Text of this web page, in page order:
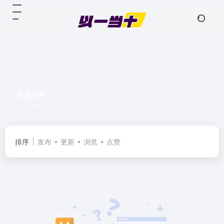
排序 发布 更新 浏览 点赞